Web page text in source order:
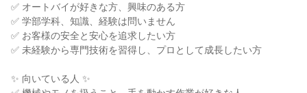
✅ オートバイが好きな方、興味のある方
✅ 学部学科、知識、経験は問いません
✅ お客様の安全と安心を追求したい方
✅ 未経験から専門技術を習得し、プロとして成長したい方
✨ 向いている人 ✨